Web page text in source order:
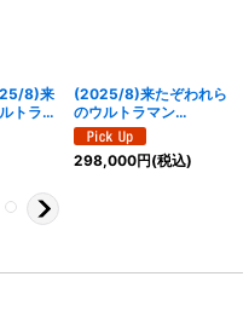
8)来
トラマ
トラマ
トンイ
(2025/8)来たぞわれら
のウルトラマン
(CHAMPION/ウルトラ
マンカップ/VSゼットン
イラスト)【LM】
298,000円(税込)